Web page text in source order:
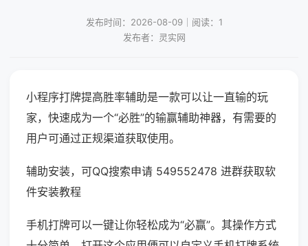
发布时间：2026-08-09｜阅读：1
发布者：灵实网
小程序打牌提高胜率辅助是一款可以让一直输的玩
家，快速成为一个“必胜”的输赢辅助神器，有需要的
用户可通过正规渠道获取使用。
辅助安装，可QQ搜索申请 549552478 进群获取软
件安装教程
手机打牌可以一键让你轻松成为“必赢”。其操作方式